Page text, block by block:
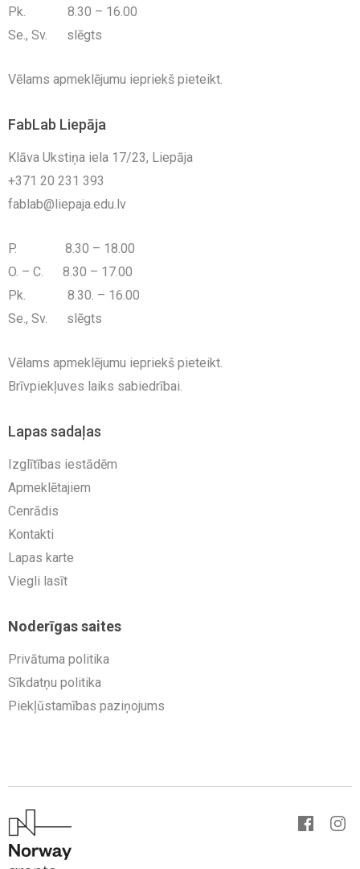
Pk. 8.30 – 16.00
Se., Sv. slēgts
Vēlams apmeklējumu iepriekš pieteikt.
FabLab Liepāja
Klāva Ukstiņa iela 17/23, Liepāja
+371 20 231 393
fablab@liepaja.edu.lv
P. 8.30 – 18.00
O. – C. 8.30 – 17.00
Pk. 8.30. – 16.00
Se., Sv. slēgts
Vēlams apmeklējumu iepriekš pieteikt.
Brīvpiekļuves laiks sabiedrībai.
Lapas sadaļas
Izglītības iestādēm
Apmeklētajiem
Cenrādis
Kontakti
Lapas karte
Viegli lasīt
Noderīgas saites
Privātuma politika
Sīkdatņu politika
Piekļūstamības paziņojums